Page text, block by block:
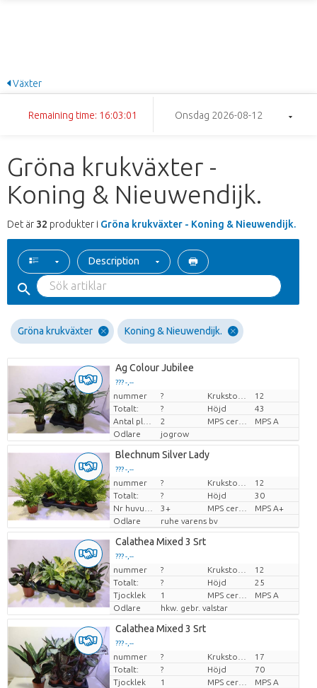
Växter
Remaining time: 16:03:00 Onsdag 2026-08-12
Gröna krukväxter -
Koning & Nieuwendijk.
Det är 32 produkter i Gröna krukväxter - Koning & Nieuwendijk.
Description
Gröna krukväxter Koning & Nieuwendijk.
Ag Colour Jubilee
??? -,--
Pris per enhet
nummer ?
12
Totalt:
? Höjd
43
2
MPS A
Odlare
jogrow
Blechnum Silver Lady
??? -,--
Pris per enhet
nummer ?
12
Totalt:
? Höjd
30
3+
MPS A+
Odlare
ruhe varens bv
Calathea Mixed 3 Srt
??? -,--
Pris per enhet
nummer ?
12
Totalt:
? Höjd
25
Tjocklek
1
MPS A
Odlare
hkw. gebr. valstar
Calathea Mixed 3 Srt
??? -,--
Pris per enhet
nummer ?
17
Totalt:
? Höjd
70
Tjocklek
1
MPS A